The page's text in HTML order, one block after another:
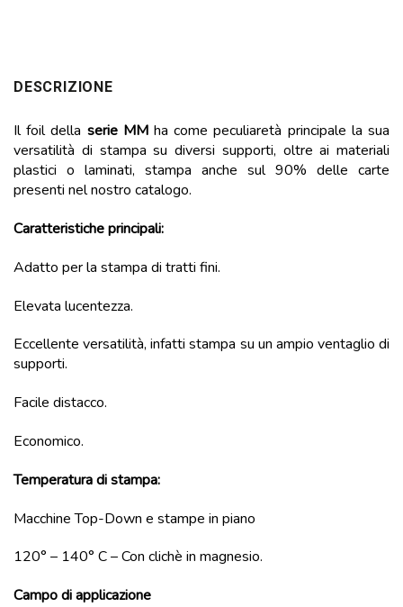
DESCRIZIONE
Il foil della serie MM ha come peculiaretà principale la sua
versatilità di stampa su diversi supporti, oltre ai materiali
plastici o laminati, stampa anche sul 90% delle carte
presenti nel nostro catalogo.
Caratteristiche principali:
Adatto per la stampa di tratti fini.
Elevata lucentezza.
Eccellente versatilità, infatti stampa su un ampio ventaglio di
supporti.
Facile distacco.
Economico.
Temperatura di stampa:
Macchine Top-Down e stampe in piano
120° – 140° C – Con clichè in magnesio.
Campo di applicazione